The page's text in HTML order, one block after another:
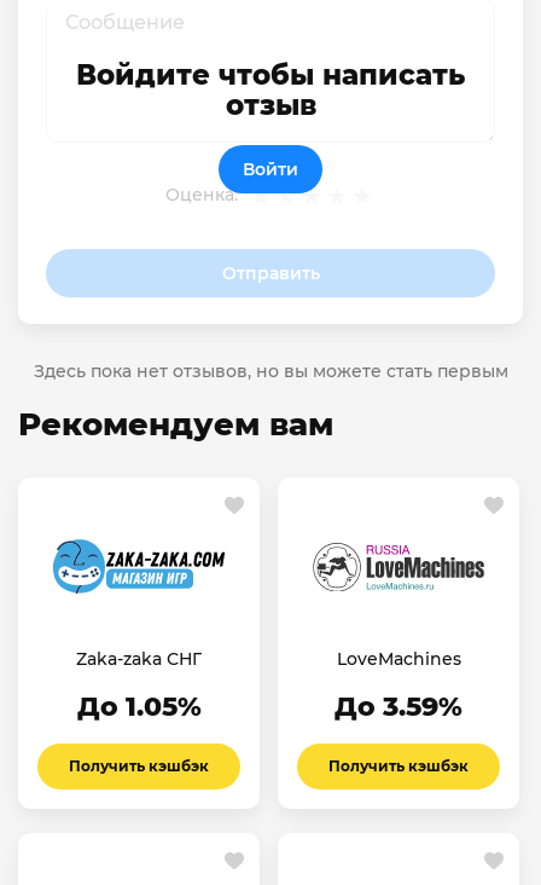
Оценка:
Отправить
Войдите чтобы написать
отзыв
Войти
Здесь пока нет отзывов, но вы можете стать первым
Рекомендуем вам
Zaka-zaka СНГ
До 1.05%
Получить кэшбэк
LoveMachines
До 3.59%
Получить кэшбэк